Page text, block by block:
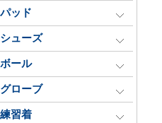
パッド
シューズ
ボール
グローブ
練習着